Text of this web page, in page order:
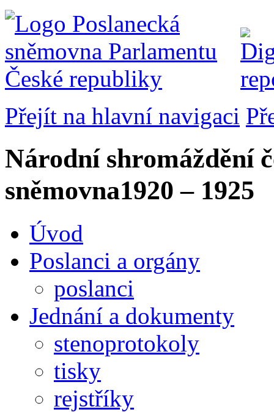
Přejít na hlavní navigaci
Národní shromáždění
sněmovna1920 – 1925
Úvod
Poslanci a orgány
poslanci
Jednání a dokumenty
stenoprotokoly
tisky
rejstříky